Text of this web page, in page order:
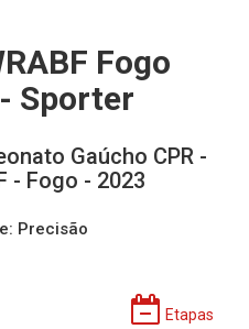
Fogo
Sporter
Gaúcho CPR -
- Fogo - 2023
Precisão
Etapas